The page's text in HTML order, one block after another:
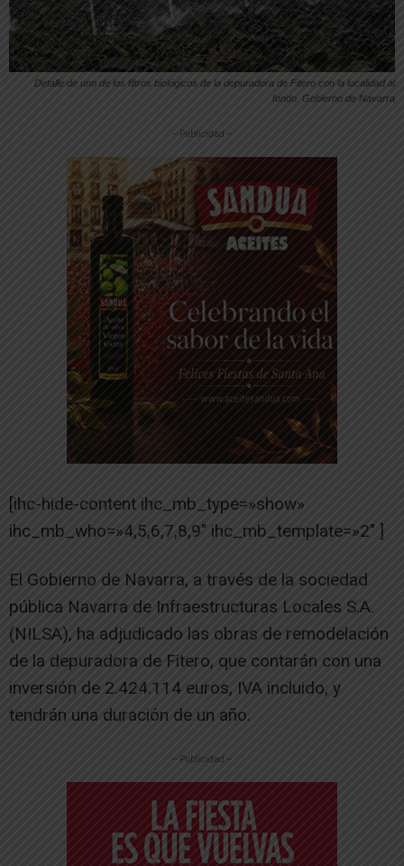
Detalle de uno de los filtros biológicos de la depuradora de Fitero con la localidad al
fondo. Gobierno de Navarra
-- Publicidad --
[ihc-hide-content ihc_mb_type=»show»
ihc_mb_who=»4,5,6,7,8,9″ ihc_mb_template=»2″ ]
El Gobierno de Navarra, a través de la sociedad
pública Navarra de Infraestructuras Locales S.A.
(NILSA), ha adjudicado las obras de remodelación
de la depuradora de Fitero, que contarán con una
inversión de 2.424.114 euros, IVA incluido, y
tendrán una duración de un año.
-- Publicidad --